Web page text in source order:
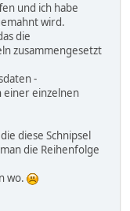
und ich habe
wird.
die
zusammengesetzt
-
einer einzelnen
diese Schnipsel
die Reihenfolge
wo.